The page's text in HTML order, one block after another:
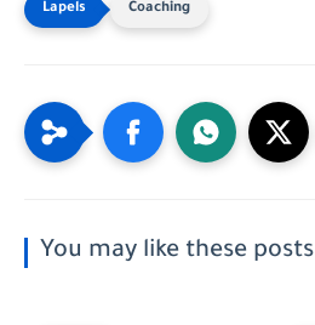
Coaching
You may like these posts